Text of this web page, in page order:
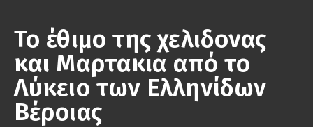
Το έθιμο της χελιδονας
και Μαρτακια από το
Λύκειο των Ελληνίδων
Βέροιας